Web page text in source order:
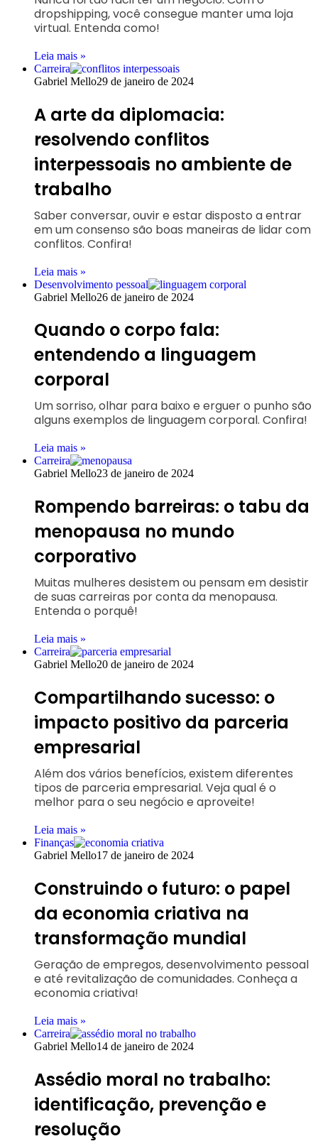
dropshipping, você consegue manter uma loja
virtual. Entenda como!
Leia mais »
Carreira
Gabriel Mello29 de janeiro de 2024
A arte da diplomacia:
resolvendo conflitos
interpessoais no ambiente de
trabalho
Saber conversar, ouvir e estar disposto a entrar
em um consenso são boas maneiras de lidar com
conflitos. Confira!
Leia mais »
Desenvolvimento pessoal
Gabriel Mello26 de janeiro de 2024
Quando o corpo fala:
entendendo a linguagem
corporal
Um sorriso, olhar para baixo e erguer o punho são
alguns exemplos de linguagem corporal. Confira!
Leia mais »
Carreira
Gabriel Mello23 de janeiro de 2024
Rompendo barreiras: o tabu da
menopausa no mundo
corporativo
Muitas mulheres desistem ou pensam em desistir
de suas carreiras por conta da menopausa.
Entenda o porquê!
Leia mais »
Carreira
Gabriel Mello20 de janeiro de 2024
Compartilhando sucesso: o
impacto positivo da parceria
empresarial
Além dos vários benefícios, existem diferentes
tipos de parceria empresarial. Veja qual é o
melhor para o seu negócio e aproveite!
Leia mais »
Finanças
Gabriel Mello17 de janeiro de 2024
Construindo o futuro: o papel
da economia criativa na
transformação mundial
Geração de empregos, desenvolvimento pessoal
e até revitalização de comunidades. Conheça a
economia criativa!
Leia mais »
Carreira
Gabriel Mello14 de janeiro de 2024
Assédio moral no trabalho:
identificação, prevenção e
resolução